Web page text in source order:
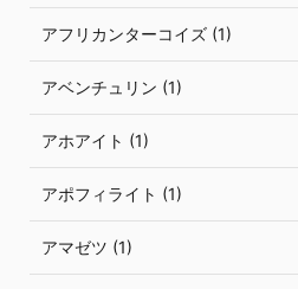
アフリカンターコイズ (1)
アベンチュリン (1)
アホアイト (1)
アポフィライト (1)
アマゼツ (1)